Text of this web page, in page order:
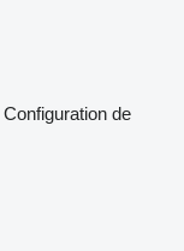
Configuration de